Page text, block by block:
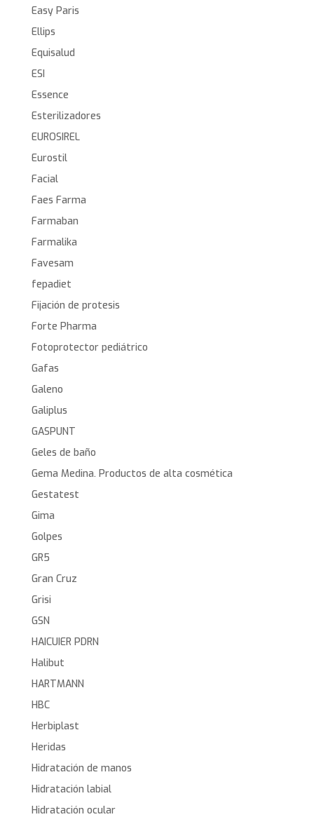
Easy Paris
Ellips
Equisalud
ESI
Essence
Esterilizadores
EUROSIREL
Eurostil
Facial
Faes Farma
Farmaban
Farmalika
Favesam
fepadiet
Fijación de protesis
Forte Pharma
Fotoprotector pediátrico
Gafas
Galeno
Galiplus
GASPUNT
Geles de baño
Gema Medina. Productos de alta cosmética
Gestatest
Gima
Golpes
GR5
Gran Cruz
Grisi
GSN
HAICUIER PDRN
Halibut
HARTMANN
HBC
Herbiplast
Heridas
Hidratación de manos
Hidratación labial
Hidratación ocular